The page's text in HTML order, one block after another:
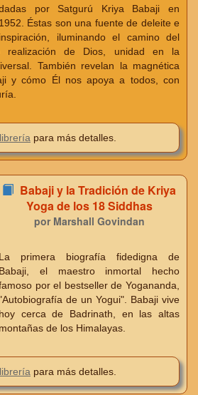
por Satgurú Kriya Babaji en
1952. Éstas son una fuente de deleite e
inspiración, iluminando el camino del
realización de Dios, unidad en la
También revelan la magnética
y cómo Él nos apoya a todos, con
librería para más detalles.
Babaji y la Tradición de Kriya
Yoga de los 18 Siddhas
por Marshall Govindan
La primera biografía fidedigna de
Babaji, el maestro inmortal hecho
por el bestseller de Yogananda,
de un Yogui". Babaji vive
hoy cerca de Badrinath, en las altas
montañas de los Himalayas.
librería para más detalles.